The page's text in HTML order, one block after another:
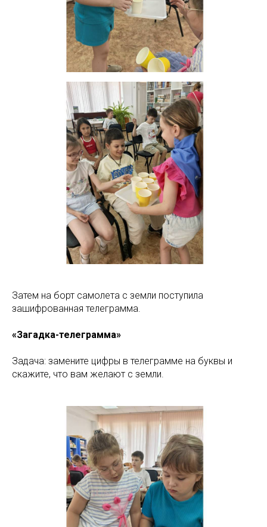
Затем на борт самолета с земли поступила
зашифрованная телеграмма.
«Загадка-телеграмма»
Задача: замените цифры в телеграмме на буквы и
скажите, что вам желают с земли.